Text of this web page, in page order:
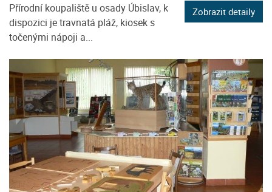
Přírodní koupaliště u osady Úbislav, k
dispozici je travnatá pláž, kiosek s
točenými nápoji a...
Zobrazit detaily